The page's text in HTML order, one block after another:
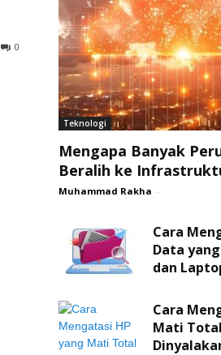
0
Teknologi
Mengapa Banyak
Beralih ke
Muhammad Rakha -
Cara
Data
dan
Cara
Mati